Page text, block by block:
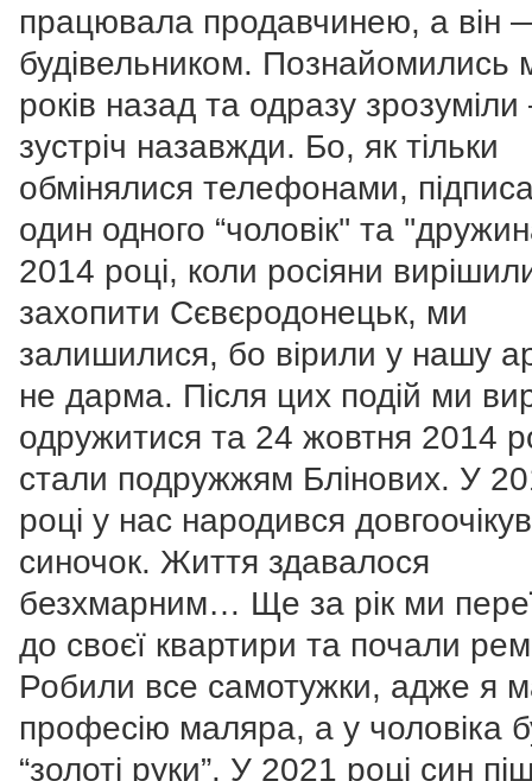
працювала продавчинею, а він
будівельником. Познайомились
років назад та одразу
зустріч назавжди. Бо, як тільки
обмінялися телефонами,
один одного “чоловік'' та
2014 році, коли росіяни
захопити Сєвєродонецьк, ми
залишилися, бо вірили у нашу
не дарма. Після цих подій ми
одружитися та 24 жовтня 2014
стали подружжям Блінових. У
році у нас народився
синочок. Життя здавалося
безхмарним… Ще за рік ми
до своєї квартири та почали
Робили все самотужки, адже я
професію маляра, а у чоловіка
“золоті руки”. У 2021 році син